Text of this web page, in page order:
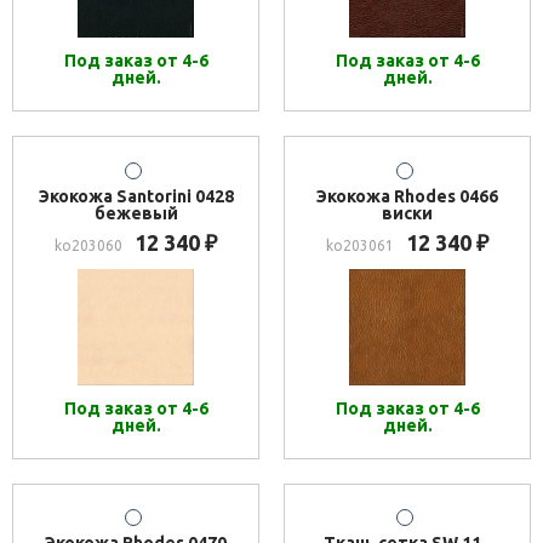
Под заказ от 4-6
дней.
Под заказ от 4-6
дней.
Экокожа Santorini 0428
бежевый
ko203060 12 340 ₽
Под заказ от 4-6
дней.
Экокожа Rhodes 0466
виски
ko203061 12 340 ₽
Под заказ от 4-6
дней.